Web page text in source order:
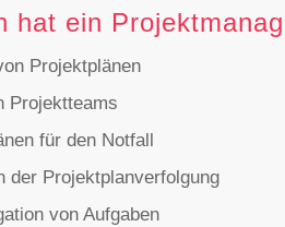
hat ein
Projektplänen
Projektteams
für den Notfall
der Projektplanverfolgung
von Aufgaben